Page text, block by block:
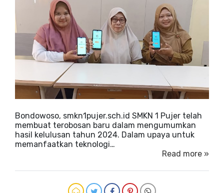
Bondowoso, smkn1pujer.sch.id SMKN 1 Pujer telah
membuat terobosan baru dalam mengumumkan
hasil kelulusan tahun 2024. Dalam upaya untuk
memanfaatkan teknologi…
Read more »